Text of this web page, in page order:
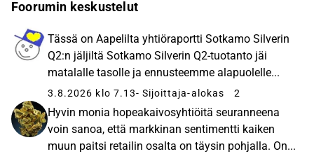
Foorumin keskustelut
Tässä on Aapelilta yhtiöraportti Sotkamo Silverin
Q2:n jäljiltä Sotkamo Silverin Q2-tuotanto jäi
matalalle tasolle ja ennusteemme alapuolelle...
3.8.2026 klo 7.13- Sijoittaja-alokas 2
Hyvin monia hopeakaivosyhtiöitä seuranneena
voin sanoa, että markkinan sentimentti kaiken
muun paitsi retailin osalta on täysin pohjalla. On...